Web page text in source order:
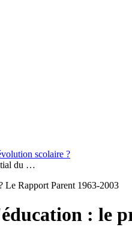
scolaire ?
du …
Le Rapport Parent 1963-2003
: le